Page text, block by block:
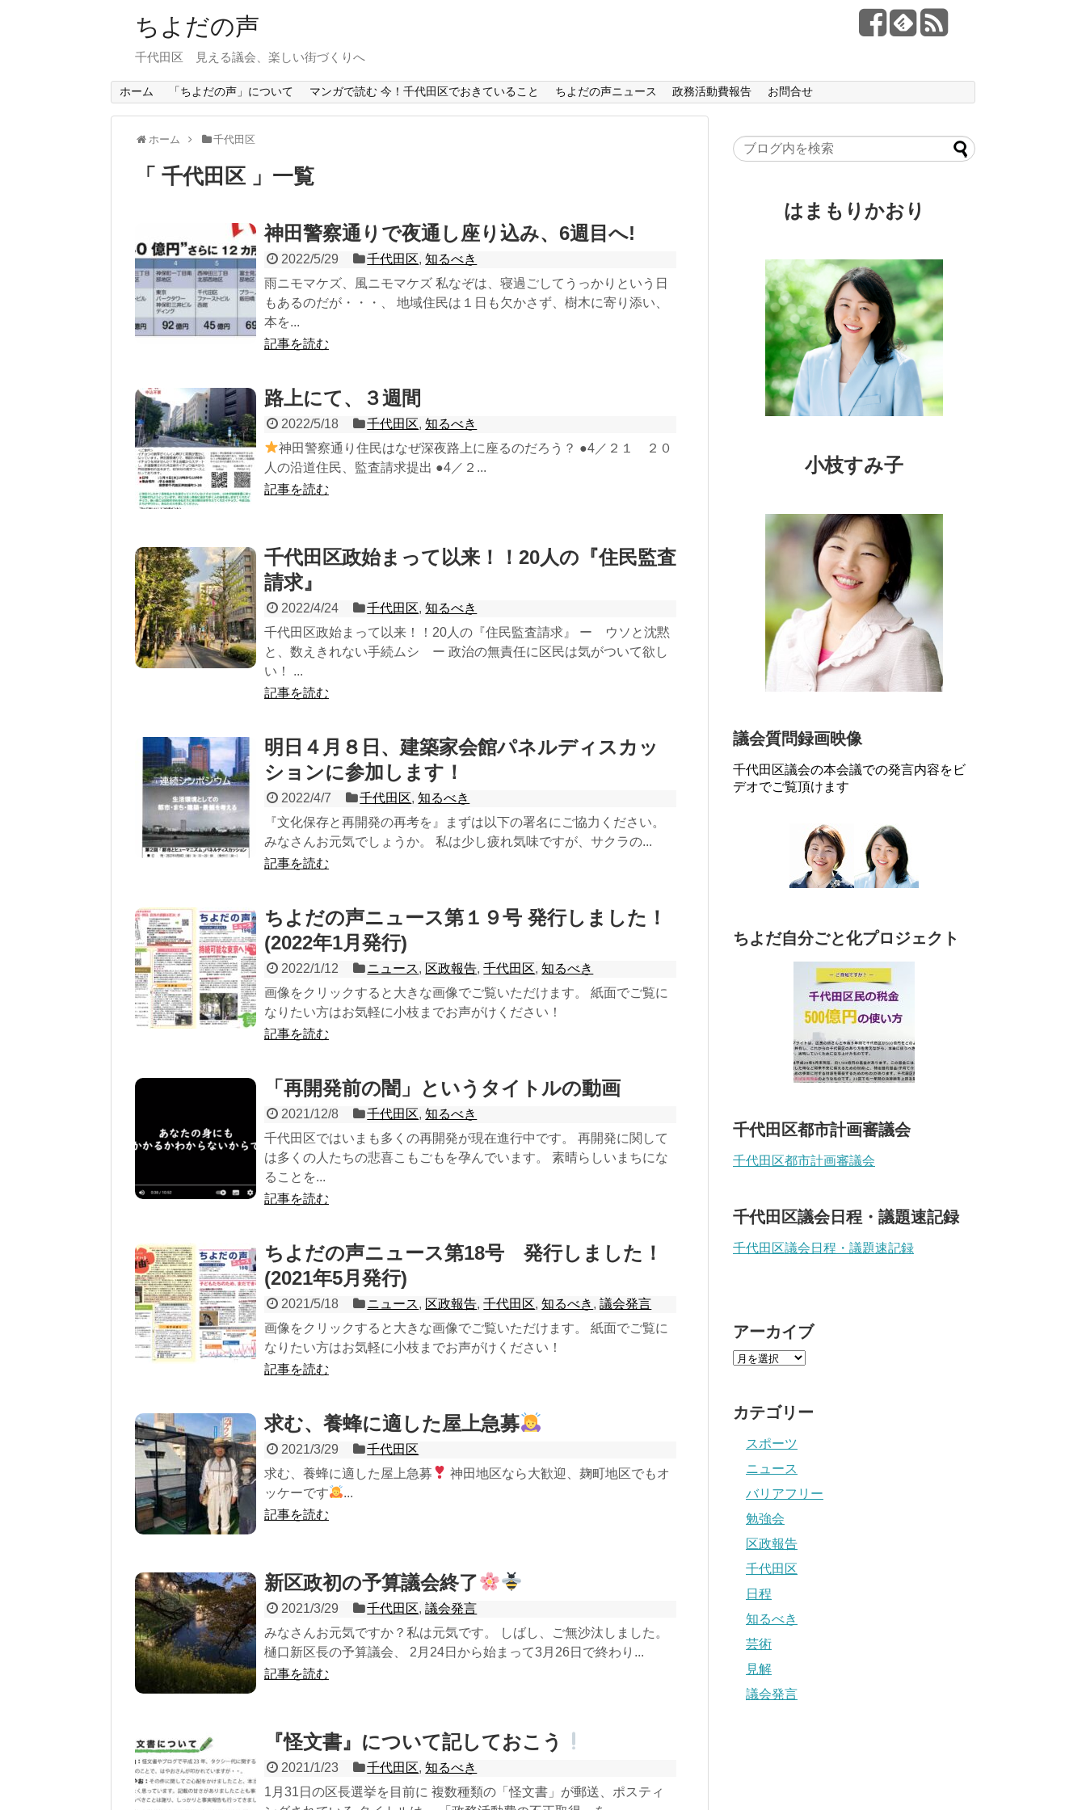
ちよだの声
千代田区 見える議会、楽しい街づくりへ
ホーム 「ちよだの声」について マンガで読む 今！千代田区でおきていること ちよだの声ニュース 政務活動費報告 お問合せ
ホーム 千代田区
千代田区 一覧
神田警察通りで夜通し座り込み、6週目へ!
2022/5/29 千代田区,知るべき
雨ニモマケズ、風ニモマケズ 私なぞは、寝過ごしてうっかりという日
もあるのだが・・・、 地域住民は１日も欠かさず、樹木に寄り添い、
本を...
記事を読む
路上にて、３週間
2022/5/18 千代田区,知るべき
神田警察通り住民はなぜ深夜路上に座るのだろう？ ●4／２１ ２０
人の沿道住民、監査請求提出 ●4／２...
記事を読む
千代田区政始まって以来！！20人の『住民監査
請求』
2022/4/24 千代田区,知るべき
千代田区政始まって以来！！20人の『住民監査請求』 ー ウソと沈黙
と、数えきれない手続ムシ ー 政治の無責任に区民は気がついて欲し
い！ ...
記事を読む
明日４月８日、建築家会館パネルディスカッ
ションに参加します！
2022/4/7 千代田区,知るべき
『文化保存と再開発の再考を』まずは以下の署名にご協力ください。
みなさんお元気でしょうか。 私は少し疲れ気味ですが、サクラの...
記事を読む
ちよだの声ニュース第１９号 発行しました！
(2022年1月発行)
2022/1/12 ニュース, 区政報告,千代田区,知るべき
画像をクリックすると大きな画像でご覧いただけます。 紙面でご覧に
なりたい方はお気軽に小枝までお声がけください！
記事を読む
「再開発前の闇」というタイトルの動画
2021/12/8 千代田区,知るべき
千代田区ではいまも多くの再開発が現在進行中です。 再開発に関して
は多くの人たちの悲喜こもごもを孕んでいます。 素晴らしいまちにな
ることを...
記事を読む
ちよだの声ニュース第18号 発行しました！
(2021年5月発行)
2021/5/18 ニュース, 区政報告,千代田区,知るべき ,議会発言
画像をクリックすると大きな画像でご覧いただけます。 紙面でご覧に
なりたい方はお気軽に小枝までお声がけください！
記事を読む
求む、養蜂に適した屋上急募
2021/3/29
千代田区
求む、養蜂に適した屋上急募
神田地区なら大歓迎、麹町地区でもオ
ッケーです
‍...
記事を読む
新区政初の予算議会終了
2021/3/29 千代田区,議会発言
みなさんお元気ですか？私は元気です。 しばし、ご無沙汰しました。
樋口新区長の予算議会、 2月24日から始まって3月26日で終わり...
記事を読む
『怪文書』について記しておこう
2021/1/23 千代田区,知るべき
1月31日の区長選挙を目前に 複数種類の「怪文書」が郵送、ポスティ
はまもりかおり
小枝すみ子
議会質問録画映像
千代田区議会の本会議での発言内容をビ
デオでご覧頂けます
ちよだ自分ごと化プロジェクト
千代田区都市計画審議会
千代田区都市計画審議会
千代田区議会日程・議題速記録
千代田区議会日程・議題速記録
アーカイブ
カテゴリー
スポーツ
ニュース
バリアフリー
勉強会
区政報告
千代田区
日程
知るべき
芸術
見解
議会発言